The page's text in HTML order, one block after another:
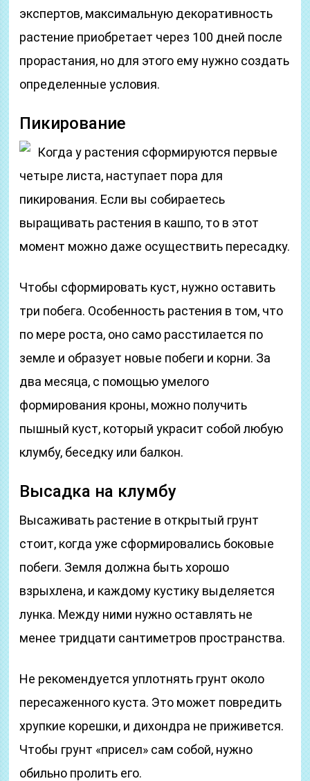
экспертов, максимальную декоративность
растение приобретает через 100 дней после
прорастания, но для этого ему нужно создать
определенные условия.
Пикирование
Когда у растения сформируются первые
четыре листа, наступает пора для
пикирования. Если вы собираетесь
выращивать растения в кашпо, то в этот
момент можно даже осуществить пересадку.
Чтобы сформировать куст, нужно оставить
три побега. Особенность растения в том, что
по мере роста, оно само расстилается по
земле и образует новые побеги и корни. За
два месяца, с помощью умелого
формирования кроны, можно получить
пышный куст, который украсит собой любую
клумбу, беседку или балкон.
Высадка на клумбу
Высаживать растение в открытый грунт
стоит, когда уже сформировались боковые
побеги. Земля должна быть хорошо
взрыхлена, и каждому кустику выделяется
лунка. Между ними нужно оставлять не
менее тридцати сантиметров пространства.
Не рекомендуется уплотнять грунт около
пересаженного куста. Это может повредить
хрупкие корешки, и дихондра не приживется.
Чтобы грунт «присел» сам собой, нужно
обильно пролить его.